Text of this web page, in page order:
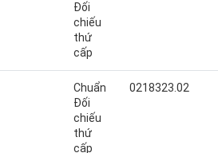
Đối
chiếu
thứ
cấp
Chuẩn
Đối
chiếu
thứ
cấp
0218323.02